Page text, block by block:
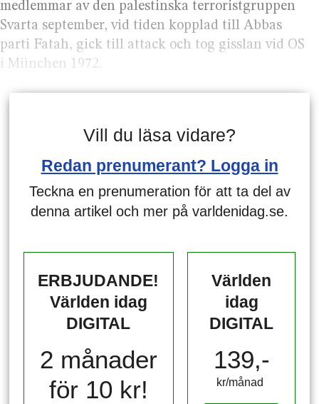
medlemmar av den palestinska terroristgruppen
Svarta september, vid tiden kopplad till Abbas
parti Fatah, gick till attack och tog gisslan vid OS
i München 1972.
Vill du läsa vidare?
Redan prenumerant? Logga in
Teckna en prenumeration för att ta del av
denna artikel och mer på varldenidag.se.
ERBJUDANDE!
Världen idag
DIGITAL
2 månader
för 10 kr!
Världen
idag
DIGITAL
139,-
kr/månad ​​​​​​